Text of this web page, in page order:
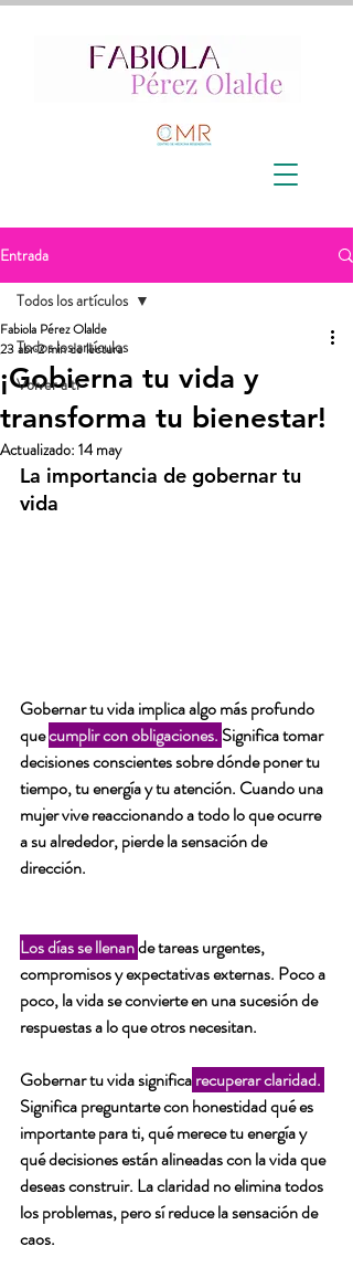
Entrada
Todos los artículos
Volver a ti
Todos los artículos
¡Gobierna tu vida y
transforma tu bienestar!
Fabiola Pérez Olalde
23 abr2 min de lectura
Actualizado: 14 may
La importancia de gobernar tu
vida
Gobernar tu vida implica algo más profundo
que cumplir con obligaciones. Significa tomar
decisiones conscientes sobre dónde poner tu
tiempo, tu energía y tu atención. Cuando una
mujer vive reaccionando a todo lo que ocurre
a su alrededor, pierde la sensación de
dirección.
Los días se llenan de tareas urgentes,
compromisos y expectativas externas. Poco a
poco, la vida se convierte en una sucesión de
respuestas a lo que otros necesitan.
Gobernar tu vida significarecuperar claridad.
Significa preguntarte con honestidad qué es
importante para ti, qué merece tu energía y
qué decisiones están alineadas con la vida que
deseas construir. La claridad no elimina todos
los problemas, pero sí reduce la sensación de
caos.